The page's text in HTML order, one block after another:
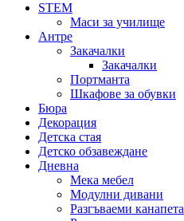
STEM
Маси за училище
Антре
Закачалки
Закачалки
Портманта
Шкафове за обувки
Бюра
Декорация
Детска стая
Детско обзавеждане
Дневна
Мека мебел
Модулни дивани
Разгъваеми канапета